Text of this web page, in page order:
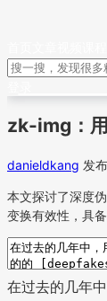
zk-img：
danieldkang 发
本文探讨了深度
变换有效性，具
在过去的几年